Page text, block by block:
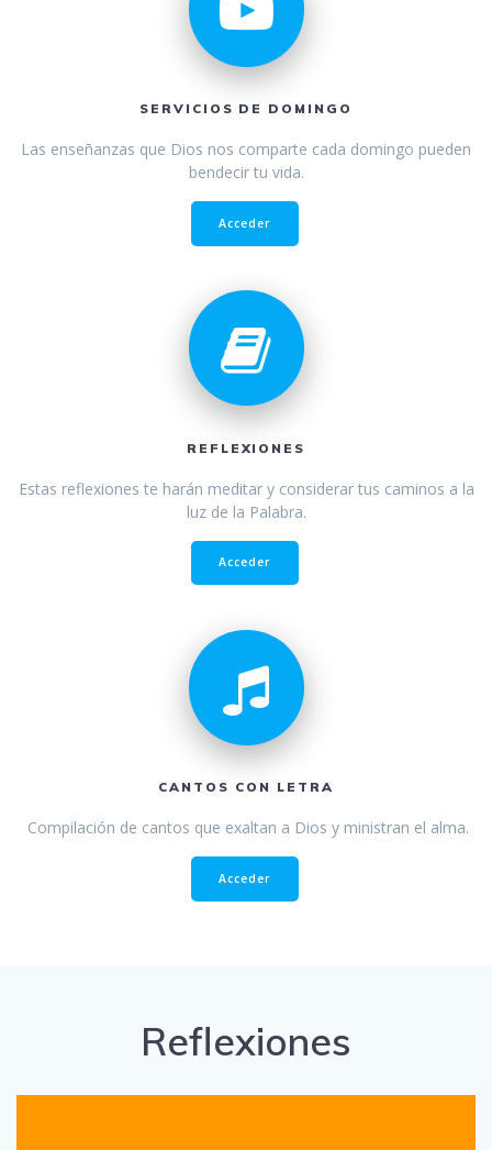
SERVICIOS DE DOMINGO
Las enseñanzas que Dios nos comparte cada domingo pueden
bendecir tu vida.
Acceder
REFLEXIONES
Estas reflexiones te harán meditar y considerar tus caminos a la
luz de la Palabra.
Acceder
CANTOS CON LETRA
Compilación de cantos que exaltan a Dios y ministran el alma.
Acceder
Reflexiones